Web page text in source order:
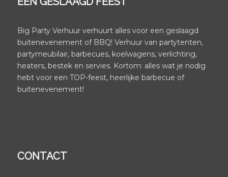
Big Party Verhuur verhuurt alles voor een geslaagd
buitenevenement of BBQ! Verhuur van partytenten,
partymeubilair, barbecues, koelwagens, verlichting,
heaters, bestek en servies. Kortom: alles wat je nodig
hebt voor een TOP-feest, heerlijke barbecue of
buitenevenement!
CONTACT